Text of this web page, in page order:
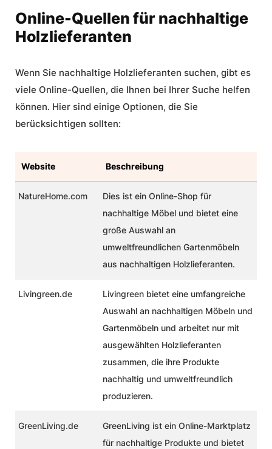
Online-Quellen für nachhaltige
Holzlieferanten
Wenn Sie nachhaltige Holzlieferanten suchen, gibt es
viele Online-Quellen, die Ihnen bei Ihrer Suche helfen
können. Hier sind einige Optionen, die Sie
berücksichtigen sollten:
Website Beschreibung
NatureHome.com
Dies ist ein Online-Shop für
nachhaltige Möbel und bietet eine
große Auswahl an
umweltfreundlichen Gartenmöbeln
aus nachhaltigen Holzlieferanten.
Livingreen.de
Livingreen bietet eine umfangreiche
Auswahl an nachhaltigen Möbeln und
Gartenmöbeln und arbeitet nur mit
ausgewählten Holzlieferanten
zusammen, die ihre Produkte
nachhaltig und umweltfreundlich
produzieren.
GreenLiving.de
GreenLiving ist ein Online-Marktplatz
für nachhaltige Produkte und bietet